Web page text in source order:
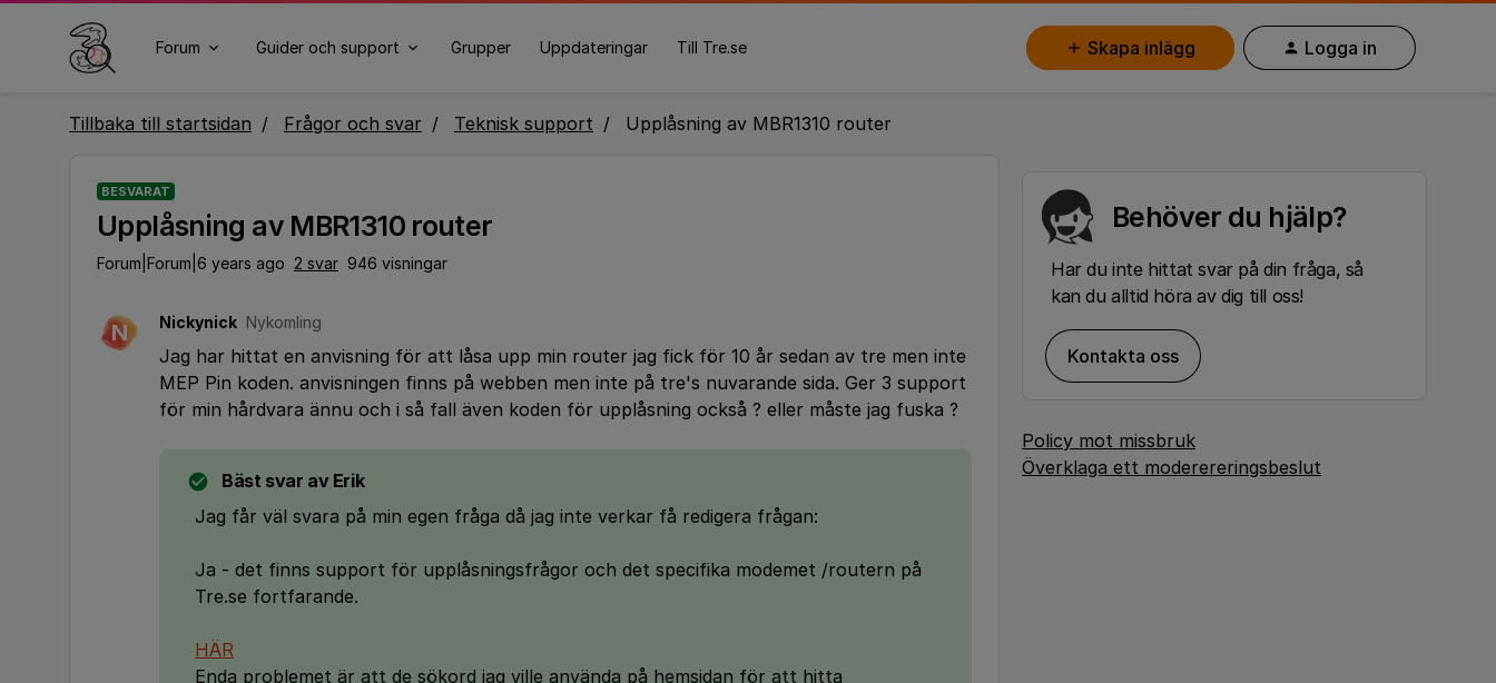
Forum Guider och support Grupper Uppdateringar Till Tre.se Skapa inlägg Logga in
Tillbaka till startsidan Frågor och svar Teknisk support Upplåsning av MBR1310 router
BESVARAT
Upplåsning av MBR1310 router
Forum|Forum|6 years ago 2 svar 946 visningar
N Nickynick Nykomling
Jag har hittat en anvisning för att låsa upp min router jag fick för 10 år sedan av tre men inte
MEP Pin koden. anvisningen finns på webben men inte på tre's nuvarande sida. Ger 3 support
för min hårdvara ännu och i så fall även koden för upplåsning också ? eller måste jag fuska ?
Bäst svar av Erik
Jag får väl svara på min egen fråga då jag inte verkar få redigera frågan:
Ja - det finns support för upplåsningsfrågor och det specifika modemet /routern på
Tre.se fortfarande.
HÄR
Enda problemet är att de sökord jag ville använda på hemsidan för att hitta
Behöver du hjälp?
Har du inte hittat svar på din fråga, så
kan du alltid höra av dig till oss!
Kontakta oss
Policy mot missbruk
Överklaga ett moderereringsbeslut